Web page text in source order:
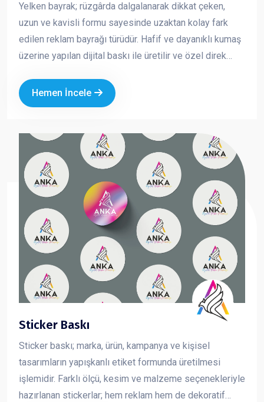
Yelken bayrak; rüzgârda dalgalanarak dikkat çeken,
uzun ve kavisli formu sayesinde uzaktan kolay fark
edilen reklam bayrağı türüdür. Hafif ve dayanıklı kumaş
üzerine yapılan dijital baskı ile üretilir ve özel direk
Hemen İncele
Sticker Baskı
Sticker baskı; marka, ürün, kampanya ve kişisel
tasarımların yapışkanlı etiket formunda üretilmesi
işlemidir. Farklı ölçü, kesim ve malzeme seçenekleriyle
hazırlanan stickerlar; hem reklam hem de dekoratif